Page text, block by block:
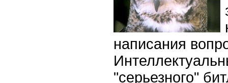
написания
"серьезного"